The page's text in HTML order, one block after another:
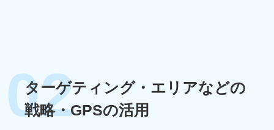
02
ターゲティング・エリアなどの
戦略・GPSの活用